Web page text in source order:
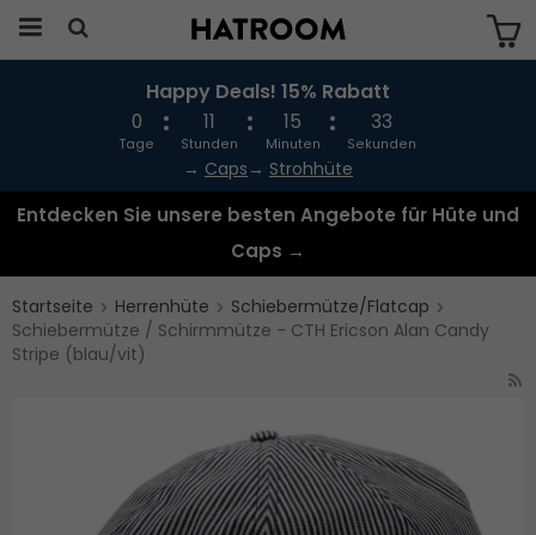
Das Produkt wurde in Ihren Warenkorb
gelegt
Happy Deals! 15% Rabatt
0
Tage
11
Stunden
15
Minuten
33
Sekunden
→ Caps → Strohhüte
Entdecken Sie unsere besten Angebote für Hüte und
Caps →
Startseite Herrenhüte
Schiebermütze/Flatcap
Schiebermütze / Schirmmütze - CTH Ericson Alan Candy
Stripe (blau/vit)